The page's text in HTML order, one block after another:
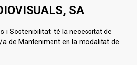
SA
i Sostenibilitat, té la necessitat de
de Manteniment en la modalitat de